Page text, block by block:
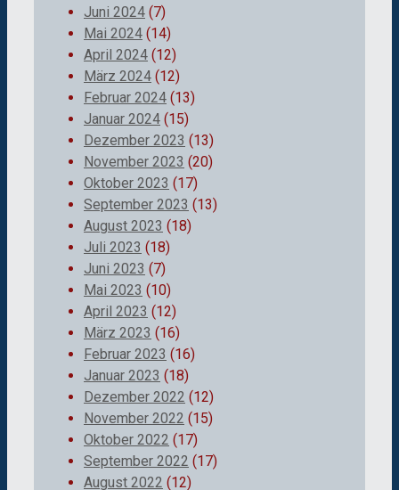
Juni 2024 (7)
Mai 2024 (14)
April 2024 (12)
März 2024 (12)
Februar 2024 (13)
Januar 2024 (15)
Dezember 2023 (13)
November 2023 (20)
Oktober 2023 (17)
September 2023 (13)
August 2023 (18)
Juli 2023 (18)
Juni 2023 (7)
Mai 2023 (10)
April 2023 (12)
März 2023 (16)
Februar 2023 (16)
Januar 2023 (18)
Dezember 2022 (12)
November 2022 (15)
Oktober 2022 (17)
September 2022 (17)
August 2022 (12)